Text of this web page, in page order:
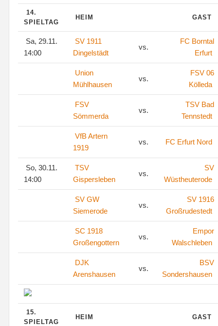
14.
SPIELTAG
HEIM GAST
Sa, 29.11.
14:00
SV 1911
Dingelstädt
vs.
FC Borntal
Erfurt
Union
Mühlhausen
vs.
FSV 06
Kölleda
FSV
Sömmerda
vs.
TSV Bad
Tennstedt
VfB Artern
1919
vs. FC Erfurt Nord
So, 30.11.
14:00
TSV
Gispersleben
vs.
SV
Wüstheuterode
SV GW
Siemerode
vs.
SV 1916
Großrudestedt
SC 1918
Großengottern
vs.
Empor
Walschleben
DJK
Arenshausen
vs.
BSV
Sondershausen
15.
SPIELTAG
HEIM GAST